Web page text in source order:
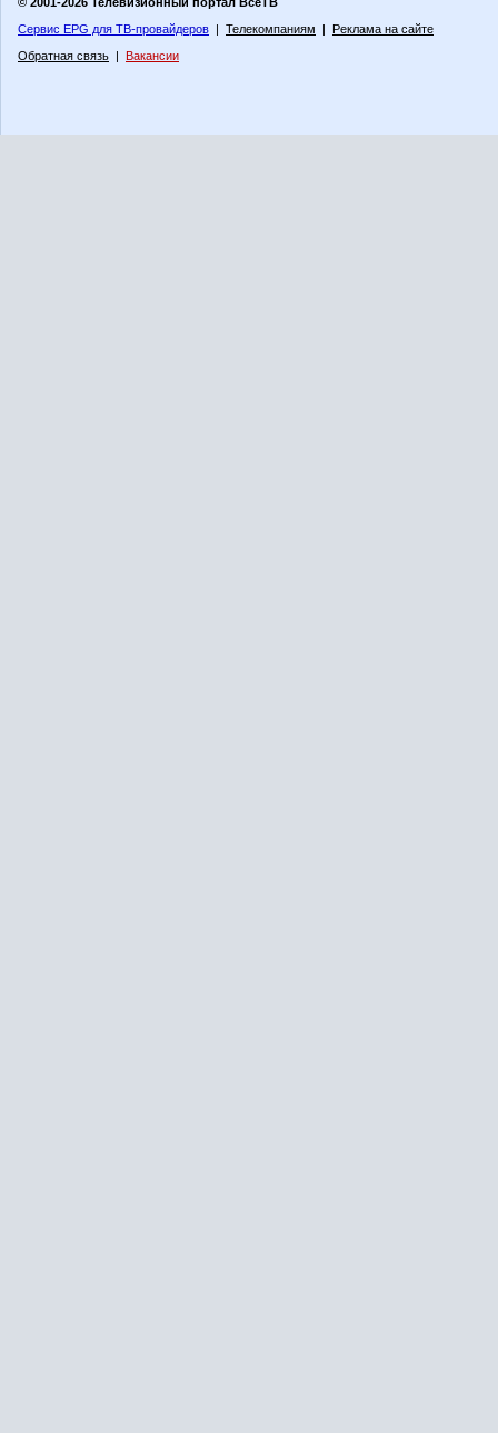
Сервис EPG для ТВ-провайдеров | Телекомпаниям | Реклама на сайте
Обратная связь | Вакансии